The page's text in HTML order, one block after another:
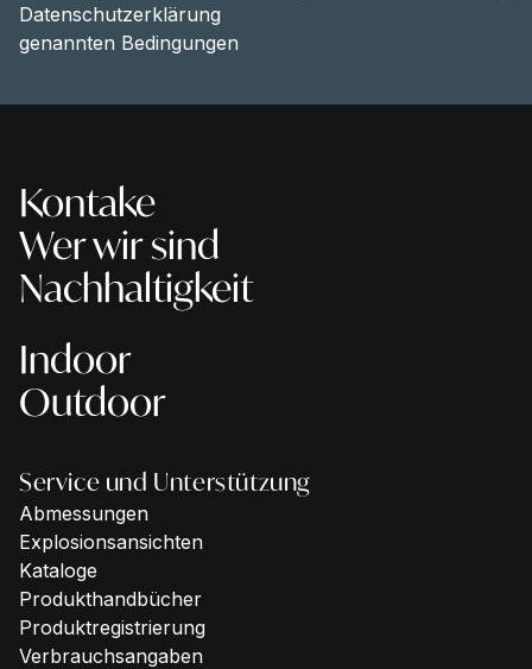
Datenschutzerklärung
genannten Bedingungen
Kontake
Wer wir sind
Nachhaltigkeit
Indoor
Outdoor
Service und Unterstützung
Abmessungen
Explosionsansichten
Kataloge
Produkthandbücher
Produktregistrierung
Verbrauchsangaben